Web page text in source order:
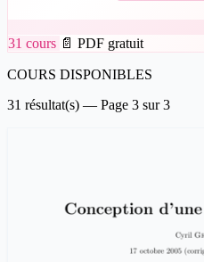
31 cours 📄 PDF gratuit
COURS DISPONIBLES
31 résultat(s) — Page 3 sur 3